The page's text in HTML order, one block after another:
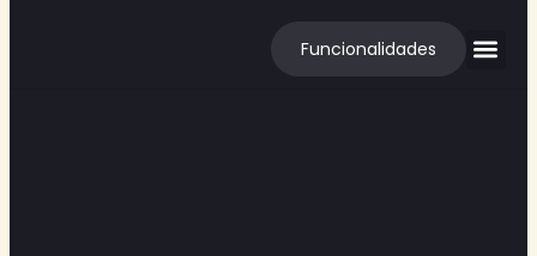
Funcionalidades